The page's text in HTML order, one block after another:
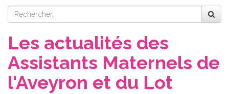
Les actualités des
Assistants Maternels de
l'Aveyron et du Lot